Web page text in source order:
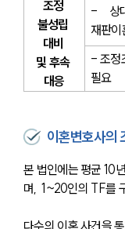
조정
불성립
대비
및 후속
대응
- 상
재판
- 조정
필요
이혼변호사의
본 법인에는 평균 10
며,  1~20인의 TF를
다수의 이혼 사건을